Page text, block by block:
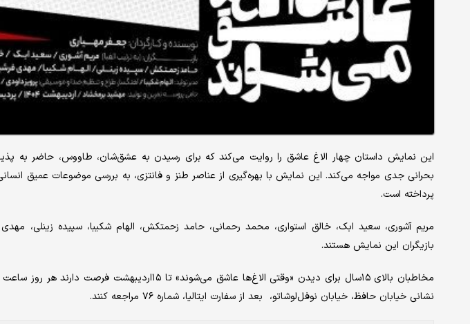
این نمایش داستان چهار الاغ عاشق را روایت می‌کند که برای رسیدن به عشق‌‌‌شان، طاووس، حاضر به
بحرانی جدی مواجه می‌کند. این نمایش با بهره‌‌‌گیری از عناصر طنز و فانتزی، به بررسی موضوعات عمیق
پرداخته است.
مریم آشوری، سعید ابک، خالق استواری، محمد رحمانی، حامد زحمتکش، الهام شکیبا، سپیده زینلی،
بازیگران این نمایش هستند.
نشانی خیابان حافظ، خیابان نوفل‌‌‌لوشاتو، ‌‌‌ بعد از سفارت ایتالیا، شماره ۷۶ مراجعه کنند.